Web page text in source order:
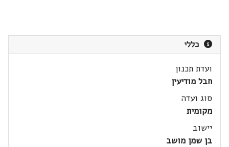
כללי
ועדת תכנון
חבל מודיעין
סוג ועדה
מקומית
יישוב
בן שמן מושב